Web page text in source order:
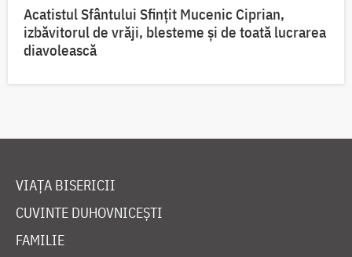
Acatistul Sfântului Sfințit Mucenic Ciprian,
izbăvitorul de vrăji, blesteme și de toată lucrarea
diavolească
VIAȚA BISERICII
CUVINTE DUHOVNICEȘTI
FAMILIE